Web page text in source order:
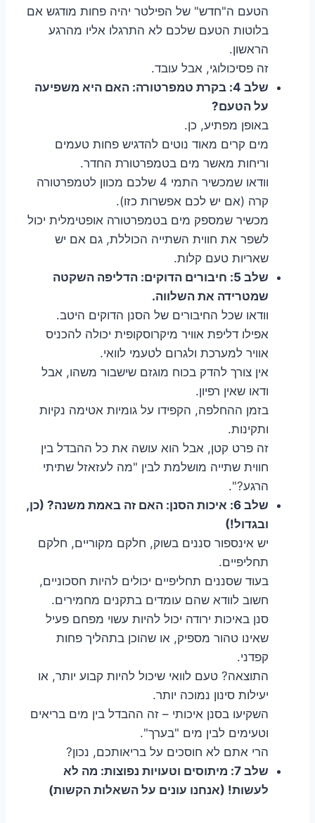
הטעם ה"חדש" של הפילטר יהיה פחות מודגש אם
בלוטות הטעם שלכם לא התרגלו אליו מהרגע
הראשון.
זה פסיכולוגי, אבל עובד.
שלב 4: בקרת טמפרטורה: האם היא משפיעה
על הטעם?
באופן מפתיע, כן.
מים קרים מאוד נוטים להדגיש פחות טעמים
וריחות מאשר מים בטמפרטורת החדר.
וודאו שמכשיר התמי 4 שלכם מכוון לטמפרטורה
קרה (אם יש לכם אפשרות כזו).
מכשיר שמספק מים בטמפרטורה אופטימלית יכול
לשפר את חווית השתייה הכוללת, גם אם יש
שאריות טעם קלות.
שלב 5: חיבורים הדוקים: הדליפה השקטה
שמטרידה את השלווה.
וודאו שכל החיבורים של הסנן הדוקים היטב.
אפילו דליפת אוויר מיקרוסקופית יכולה להכניס
אוויר למערכת ולגרום לטעמי לוואי.
אין צורך להדק בכוח מוגזם שישבור משהו, אבל
ודאו שאין רפיון.
בזמן ההחלפה, הקפידו על גומיות אטימה נקיות
ותקינות.
זה פרט קטן, אבל הוא עושה את כל ההבדל בין
חווית שתייה מושלמת לבין "מה לעזאזל שתיתי
הרגע?".
שלב 6: איכות הסנן: האם זה באמת משנה? (כן,
ובגדול!)
יש אינספור סננים בשוק, חלקם מקוריים, חלקם
תחליפיים.
בעוד שסננים תחליפיים יכולים להיות חסכוניים,
חשוב לוודא שהם עומדים בתקנים מחמירים.
סנן באיכות ירודה יכול להיות עשוי מפחם פעיל
שאינו טהור מספיק, או שהוכן בתהליך פחות
קפדני.
התוצאה? טעם לוואי שיכול להיות קבוע יותר, או
יעילות סינון נמוכה יותר.
השקיעו בסנן איכותי – זה ההבדל בין מים בריאים
וטעימים לבין מים "בערך".
הרי אתם לא חוסכים על בריאותכם, נכון?
שלב 7: מיתוסים וטעויות נפוצות: מה לא
לעשות! (אנחנו עונים על השאלות הקשות)